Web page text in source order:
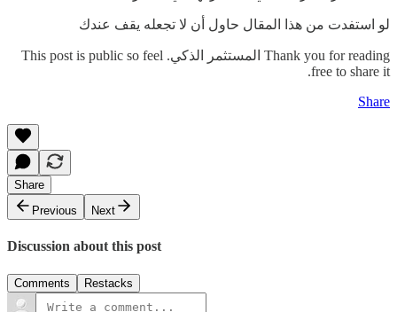
لو استفدت من هذا المقال حاول أن لا تجعله يقف عندك
Thank you for reading المستثمر الذكي. This post is public so feel
free to share it.
Share
Share
Previous
Next
Discussion about this post
Comments Restacks